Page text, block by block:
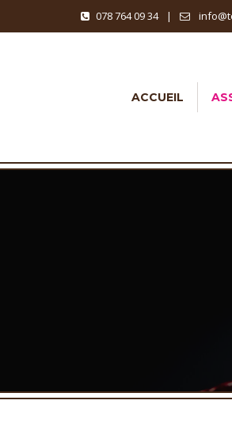
078 764 09 34 |
ACCUEIL